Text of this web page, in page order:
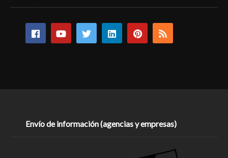
Envío de información (agencias y empresas)